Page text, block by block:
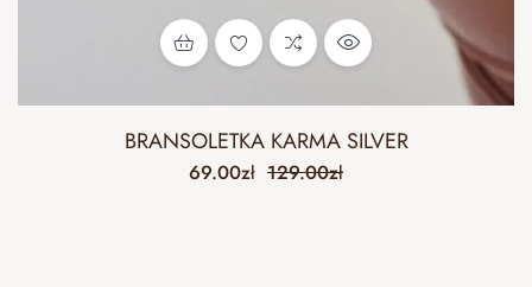
BRANSOLETKA KARMA SILVER
129.00zł
69.00zł